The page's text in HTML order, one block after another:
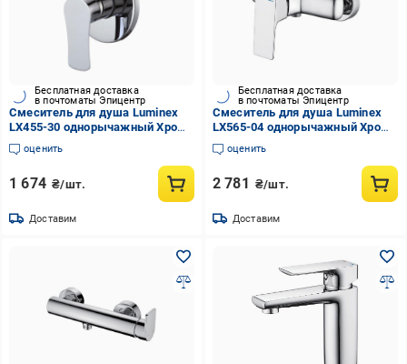
Бесплатная доставка
в почтоматы Эпицентр
Смеситель для душа Luminex
LX455-30 однорычажный Хром
(EA-LX455-30)
оценить
1 674 ₴/шт.
Доставим
Бесплатная доставка
в почтоматы Эпицентр
Смеситель для душа Luminex
LX565-04 однорычажный Хром
(EA-LX565-04)
оценить
2 781 ₴/шт.
Доставим